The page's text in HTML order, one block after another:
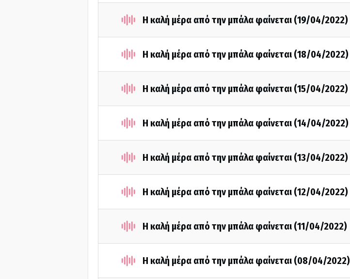
Η καλή μέρα από την μπάλα φαίνεται (19/04/2022)
Η καλή μέρα από την μπάλα φαίνεται (18/04/2022)
Η καλή μέρα από την μπάλα φαίνεται (15/04/2022)
Η καλή μέρα από την μπάλα φαίνεται (14/04/2022)
Η καλή μέρα από την μπάλα φαίνεται (13/04/2022)
Η καλή μέρα από την μπάλα φαίνεται (12/04/2022)
Η καλή μέρα από την μπάλα φαίνεται (11/04/2022)
Η καλή μέρα από την μπάλα φαίνεται (08/04/2022)